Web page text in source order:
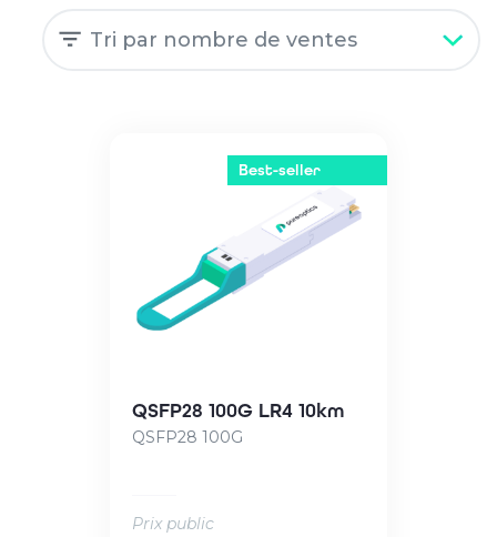
Best-seller
QSFP28 100G LR4 10km
QSFP28 100G
Prix public